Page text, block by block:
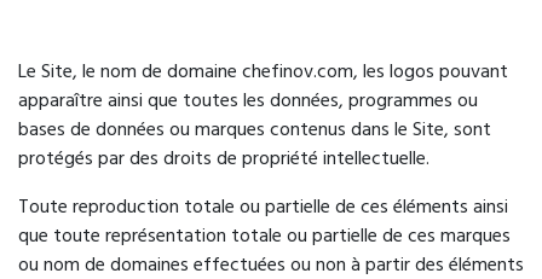
Le Site, le nom de domaine chefinov.com, les logos pouvant
apparaître ainsi que toutes les données, programmes ou
bases de données ou marques contenus dans le Site, sont
protégés par des droits de propriété intellectuelle.
Toute reproduction totale ou partielle de ces éléments ainsi
que toute représentation totale ou partielle de ces marques
ou nom de domaines effectuées ou non à partir des éléments